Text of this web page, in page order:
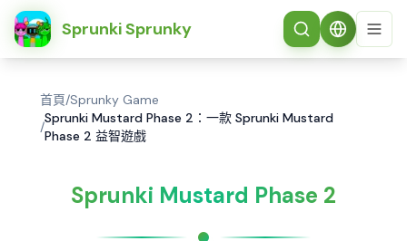
Sprunki Sprunky
简体中文
首頁/Sprunky Game
/
Sprunki Mustard Phase 2：一款 Sprunki Mustard
Phase 2 益智遊戲
Sprunki Mustard Phase 2